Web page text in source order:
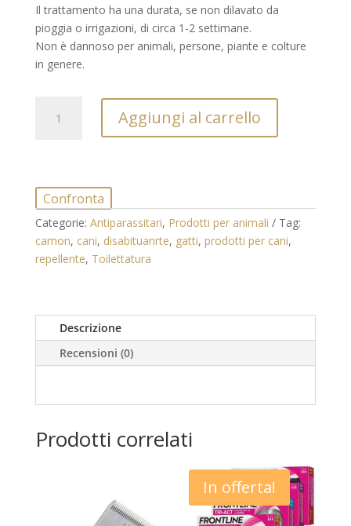
Il trattamento ha una durata, se non dilavato da
pioggia o irrigazioni, di circa 1-2 settimane.
Non è dannoso per animali, persone, piante e colture
in genere.
granulare
quantità
Aggiungi al carrello
Confronta
Categorie: Antiparassitari, Prodotti per animali
Tag:
camon, cani, disabituanrte, gatti, prodotti per cani,
repellente, Toilettatura
Descrizione
Recensioni (0)
Prodotti correlati
In offerta!